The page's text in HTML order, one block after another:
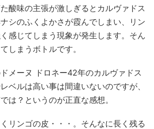
酸味の主張が激しぎるとカルヴァドス
シのふくよかさが霞んでしまい、リン
感じてしまう現象が発生します。そん
しまうボトルです。
メーヌ ドロネー42年のカルヴァドス
ベルは高い事は間違いないのですが、
は？というのが正直な感想。
リンゴの皮・・・。そんなに長く残る